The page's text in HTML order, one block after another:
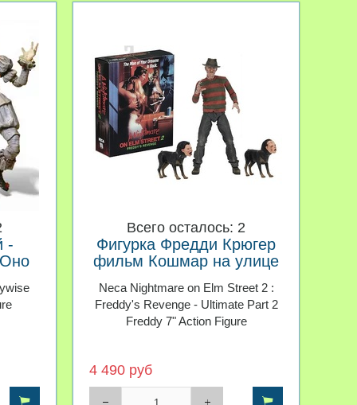
-
Всего осталось: 2
Фигурка Фредди Крюгер
фильм Кошмар на улице
Neca Nightmare on Elm Street 2 :
Freddy's Revenge - Ultimate Part 2
Freddy 7" Action Figure
4 490 руб